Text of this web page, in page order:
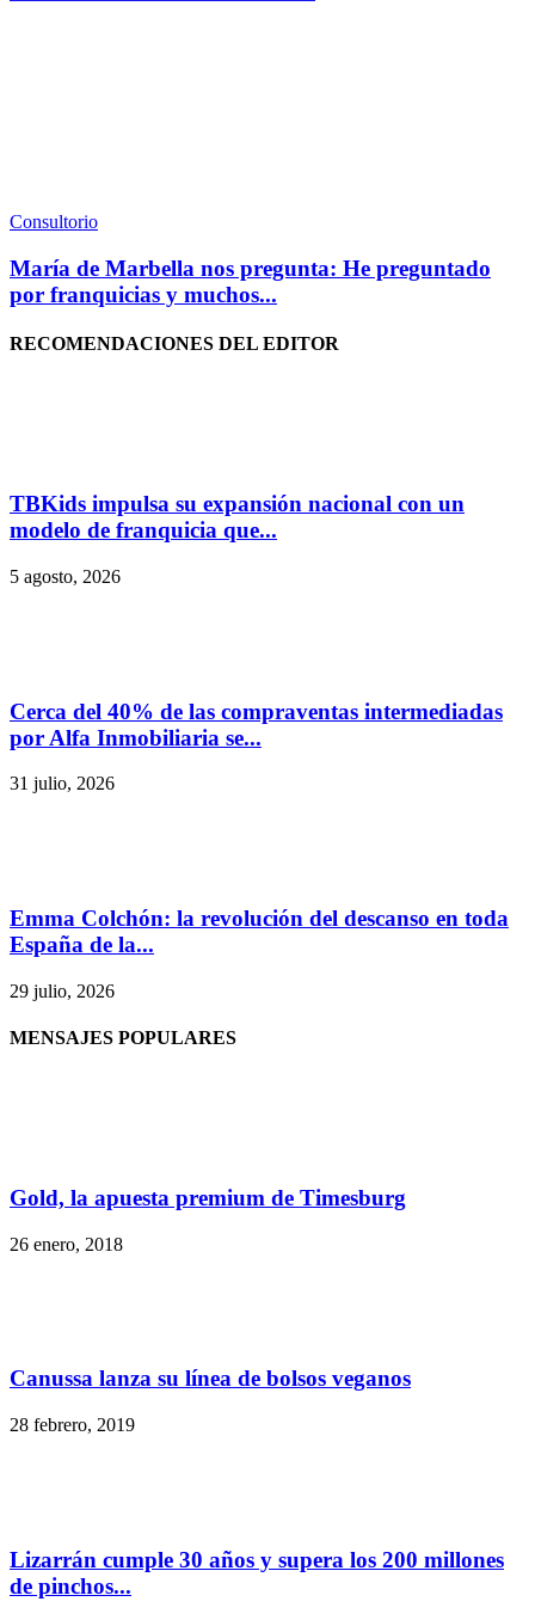
Consultorio
María de Marbella nos pregunta: He preguntado
por franquicias y muchos...
RECOMENDACIONES DEL EDITOR
TBKids impulsa su expansión nacional con un
modelo de franquicia que...
5 agosto, 2026
Cerca del 40% de las compraventas intermediadas
por Alfa Inmobiliaria se...
31 julio, 2026
Emma Colchón: la revolución del descanso en toda
España de la...
29 julio, 2026
MENSAJES POPULARES
Gold, la apuesta premium de Timesburg
26 enero, 2018
Canussa lanza su línea de bolsos veganos
28 febrero, 2019
Lizarrán cumple 30 años y supera los 200 millones
de pinchos...